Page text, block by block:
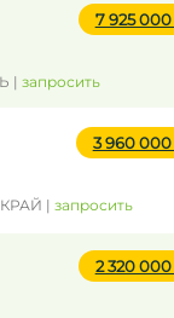
7 925 000
| запросить
3 960 000
| запросить
2 320 000